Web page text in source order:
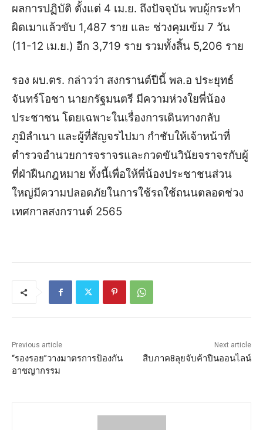
ผลการปฏิบัติ ตั้งแต่ 4 เม.ย. ถึงปัจจุบัน พบผู้กระทำ
ผิดเมาแล้วขับ 1,487 ราย และ ช่วงคุมเข้ม 7 วัน
(11-12 เม.ย.) อีก 3,719 ราย รวมทั้งสิ้น 5,206 ราย
รอง ผบ.ตร. กล่าวว่า สงกรานต์ปีนี้ พล.อ ประยุทธ์
จันทร์โอชา นายกรัฐมนตรี มีความห่วงใยพี่น้อง
ประชาชน โดยเฉพาะในเรื่องการเดินทางกลับ
ภูมิลำเนา และผู้ที่สัญจรไปมา กำชับให้เจ้าหน้าที่
ตำรวจอำนวยการจราจรและกวดขันวินัยจราจรกับผู้
ที่ฝ่าฝืนกฎหมาย ทั้งนี้เพื่อให้พี่น้องประชาชนส่วน
ใหญ่มีความปลอดภัยในการใช้รถใช้ถนนตลอดช่วง
เทศกาลสงกรานต์ 2565
Previous article
“รองรอย”วางมาตรการป้องกัน
อาชญากรรม
Next article
สืบภาค8ลุยจับค้าปืนออนไลน์